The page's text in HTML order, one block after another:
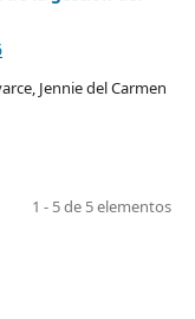
Jennie del Carmen
1 - 5 de 5 elementos